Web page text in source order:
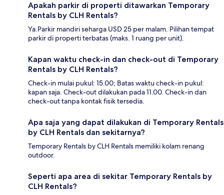
Apakah parkir di properti ditawarkan Temporary
Rentals by CLH Rentals?
Ya.Parkir mandiri seharga USD 25 per malam. Pilihan tempat
parkir di properti terbatas (maks. 1 ruang per unit).
Kapan waktu check-in dan check-out di Temporary
Rentals by CLH Rentals?
Check-in mulai pukul: 15.00; Batas waktu check-in pukul:
kapan saja. Check-out dilakukan pada 11.00. Check-in dan
check-out tanpa kontak fisik tersedia.
Apa saja yang dapat dilakukan di Temporary Rentals
by CLH Rentals dan sekitarnya?
Temporary Rentals by CLH Rentals memiliki kolam renang
outdoor.
Seperti apa area di sekitar Temporary Rentals by
CLH Rentals?